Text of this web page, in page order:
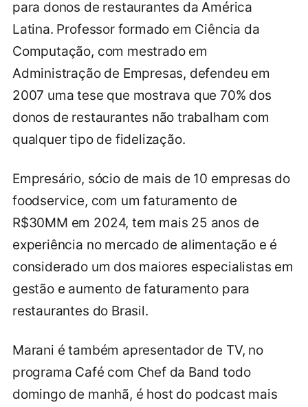
para donos de restaurantes da América
Latina. Professor formado em Ciência da
Computação, com mestrado em
Administração de Empresas, defendeu em
2007 uma tese que mostrava que 70% dos
donos de restaurantes não trabalham com
qualquer tipo de fidelização.
Empresário, sócio de mais de 10 empresas do
foodservice, com um faturamento de
R$30MM em 2024, tem mais 25 anos de
experiência no mercado de alimentação e é
considerado um dos maiores especialistas em
gestão e aumento de faturamento para
restaurantes do Brasil.
Marani é também apresentador de TV, no
programa Café com Chef da Band todo
domingo de manhã, é host do podcast mais